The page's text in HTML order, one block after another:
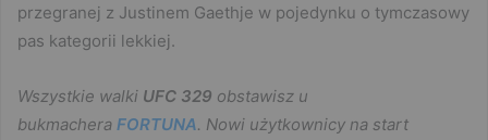
przegranej z Justinem Gaethje w pojedynku o tymczasowy
pas kategorii lekkiej.
Wszystkie walki UFC 329 obstawisz u
bukmachera FORTUNA. Nowi użytkownicy na start